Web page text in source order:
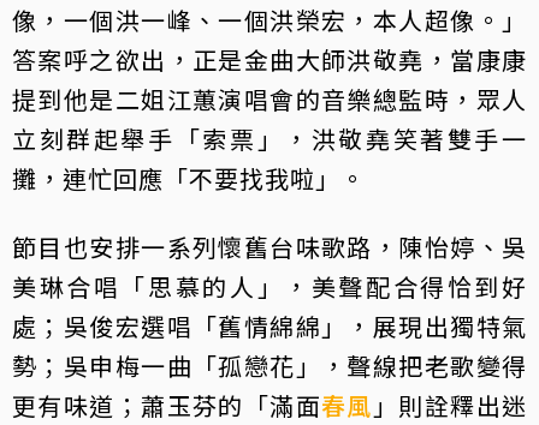
像，一個洪一峰、一個洪榮宏，本人超像。」
答案呼之欲出，正是金曲大師洪敬堯，當康康
提到他是二姐江蕙演唱會的音樂總監時，眾人
立刻群起舉手「索票」，洪敬堯笑著雙手一
攤，連忙回應「不要找我啦」。
節目也安排一系列懷舊台味歌路，陳怡婷、吳
美琳合唱「思慕的人」，美聲配合得恰到好
處；吳俊宏選唱「舊情綿綿」，展現出獨特氣
勢；吳申梅一曲「孤戀花」，聲線把老歌變得
更有味道；蕭玉芬的「滿面春風 」則詮釋出迷